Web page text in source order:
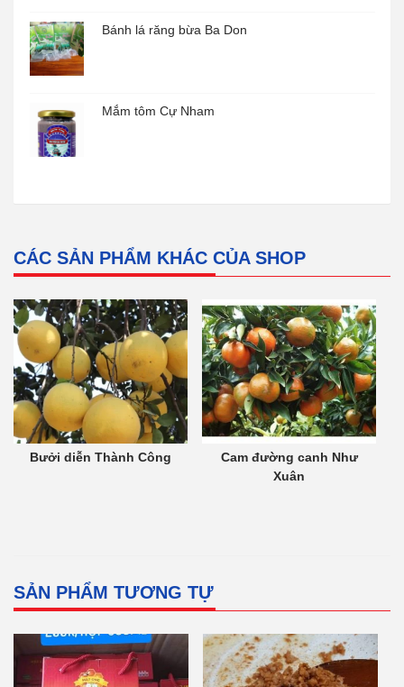
Bánh lá răng bừa Ba Don
Mắm tôm Cự Nham
CÁC SẢN PHẨM KHÁC CỦA SHOP
Bưởi diễn Thành Công
Cam đường canh Như
Xuân
SẢN PHẨM TƯƠNG TỰ